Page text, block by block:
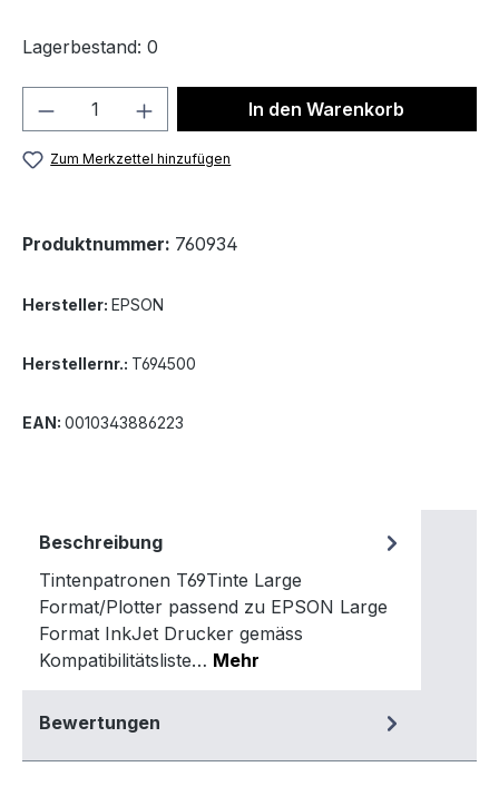
Lagerbestand: 0
Produkt Anzahl: Gib denIn den Warenkorb
Zum Merkzettel hinzufügen
Produktnummer: 760934
Hersteller: EPSON
Herstellernr.: T694500
EAN: 0010343886223
Beschreibung
Tintenpatronen T69Tinte Large
Format/Plotter passend zu EPSON Large
Format InkJet Drucker gemäss
Kompatibilitätsliste… Mehr
Bewertungen